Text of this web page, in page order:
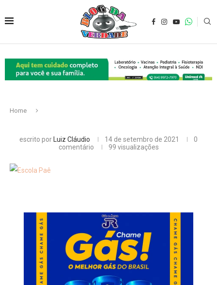
Home
escrito por Luiz Cláudio 14 de setembro de 2021
0
comentário
99 visualizações